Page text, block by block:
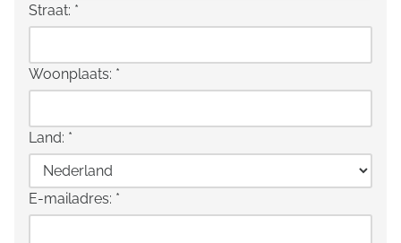
Straat: *
Woonplaats: *
Land: *
E-mailadres: *